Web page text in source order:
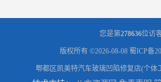
您是第278636位访
版权所有 ©2026-08-08 蜀ICP备
郫都区凯美特汽车玻璃凹陷修复店(个体